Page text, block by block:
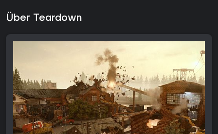
Über Teardown